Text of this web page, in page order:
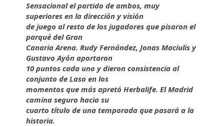
Sensacional el partido de ambos, muy
superiores en la dirección y visión
de juego al resto de los jugadores que pisaron el
parqué del Gran
Canaria Arena. Rudy Fernández, Jonas Maciulis y
Gustavo Ayón aportaron
10 puntos cada uno y dieron consistencia al
conjunto de Laso en los
momentos que más apretó Herbalife. El Madrid
camina seguro hacia su
cuarto título de una temporada que pasará a la
historia.